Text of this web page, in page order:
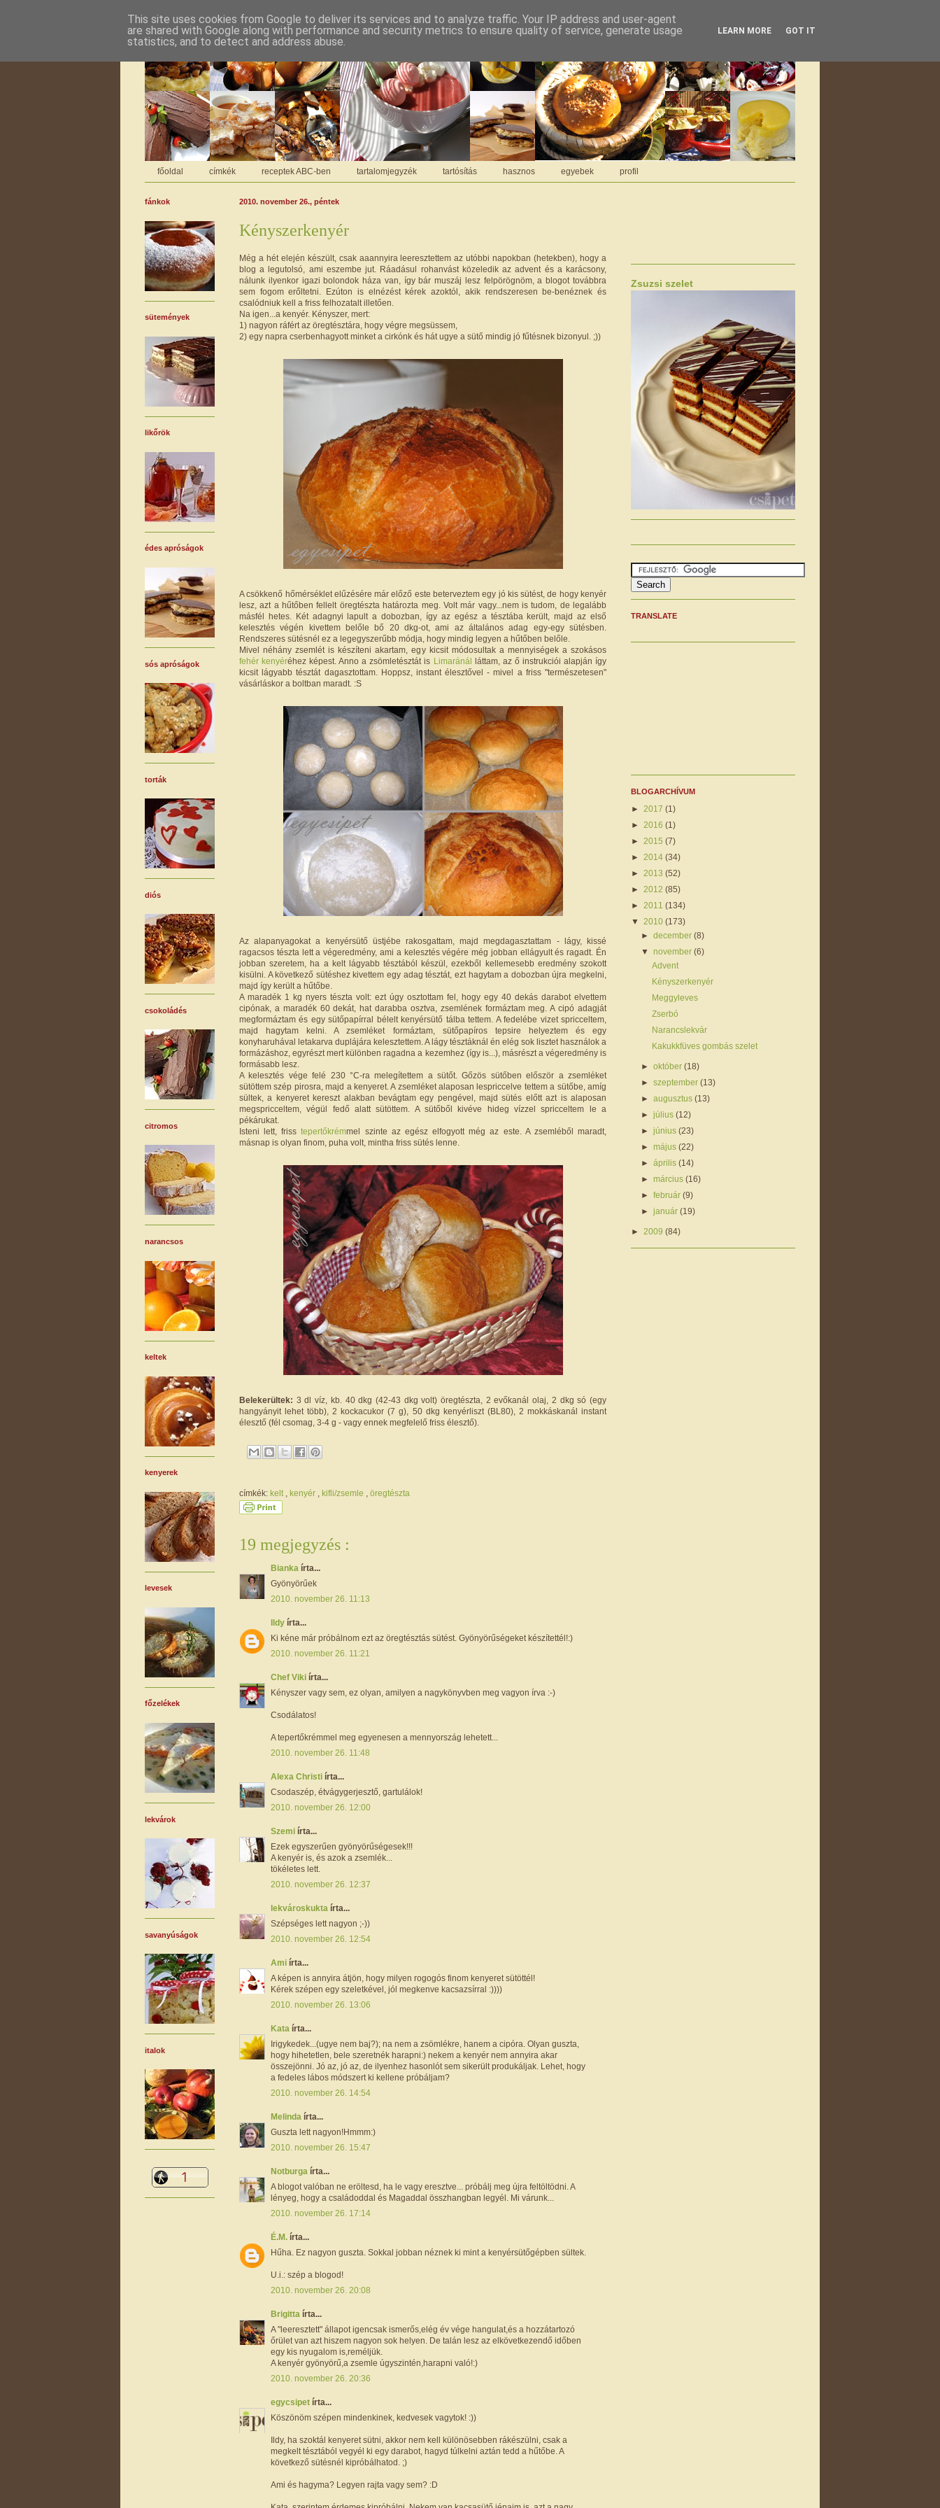
főoldal címkék receptek ABC-ben tartalomjegyzék tartósítás hasznos egyebek profil
2010. november 26., péntek
Kényszerkenyér
Még a hét elején készült, csak aaannyira leeresztettem az utóbbi napokban (hetekben), hogy a
blog a legutolsó, ami eszembe jut. Ráadásul rohanvást közeledik az advent és a karácsony,
nálunk ilyenkor igazi bolondok háza van, így bár muszáj lesz felpörögnöm, a blogot továbbra
sem fogom erőltetni. Ezúton is elnézést kérek azoktól, akik rendszeresen be-benéznek és
csalódniuk kell a friss felhozatalt illetően.
Na igen...a kenyér. Kényszer, mert:
1) nagyon ráfért az öregtésztára, hogy végre megsüssem,
2) egy napra cserbenhagyott minket a cirkónk és hát ugye a sütő mindig jó fűtésnek bizonyul. ;))
A csökkenő hőmérséklet elűzésére már előző este beterveztem egy jó kis sütést, de hogy kenyér
lesz, azt a hűtőben fellelt öregtészta határozta meg. Volt már vagy...nem is tudom, de legalább
másfél hetes. Két adagnyi lapult a dobozban, így az egész a tésztába került, majd az első
kelesztés végén kivettem belőle bő 20 dkg-ot, ami az általános adag egy-egy sütésben.
Rendszeres sütésnél ez a legegyszerűbb módja, hogy mindig legyen a hűtőben belőle.
Mivel néhány zsemlét is készíteni akartam, egy kicsit módosultak a mennyiségek a szokásos
fehér kenyéréhez képest. Anno a zsömletésztát is Limaránál láttam, az ő instrukciói alapján így
kicsit lágyabb tésztát dagasztottam. Hoppsz, instant élesztővel - mivel a friss "természetesen"
vásárláskor a boltban maradt. :S
Az alapanyagokat a kenyérsütő üstjébe rakosgattam, majd megdagasztattam - lágy, kissé
ragacsos tészta lett a végeredmény, ami a kelesztés végére még jobban ellágyult és ragadt. Én
jobban szeretem, ha a kelt lágyabb tésztából készül, ezekből kellemesebb eredmény szokott
kisülni. A következő sütéshez kivettem egy adag tésztát, ezt hagytam a dobozban újra megkelni,
majd így került a hűtőbe.
A maradék 1 kg nyers tészta volt: ezt úgy osztottam fel, hogy egy 40 dekás darabot elvettem
cipónak, a maradék 60 dekát, hat darabba osztva, zsemlének formáztam meg. A cipó adagját
megformáztam és egy sütőpapírral bélelt kenyérsütő tálba tettem. A fedelébe vizet spricceltem,
majd hagytam kelni. A zsemléket formáztam, sütőpapíros tepsire helyeztem és egy
konyharuhával letakarva duplájára kelesztettem. A lágy tésztáknál én elég sok lisztet használok a
formázáshoz, egyrészt mert különben ragadna a kezemhez (így is...), másrészt a végeredmény is
formásabb lesz.
A kelesztés vége felé 230 °C-ra melegítettem a sütőt. Gőzös sütőben először a zsemléket
sütöttem szép pirosra, majd a kenyeret. A zsemléket alaposan lespriccelve tettem a sütőbe, amíg
sültek, a kenyeret kereszt alakban bevágtam egy pengével, majd sütés előtt azt is alaposan
megspricceltem, végül fedő alatt sütöttem. A sütőből kivéve hideg vízzel spricceltem le a
pékárukat.
Isteni lett, frisstepertőkrémmel szinte az egész elfogyott még az este. A zsemléből maradt,
másnap is olyan finom, puha volt, mintha friss sütés lenne.
Belekerültek: 3 dl víz, kb. 40 dkg (42-43 dkg volt) öregtészta, 2 evőkanál olaj, 2 dkg só (egy
hangyányit lehet több), 2 kockacukor (7 g), 50 dkg kenyérliszt (BL80), 2 mokkáskanál instant
élesztő (fél csomag, 3-4 g - vagy ennek megfelelő friss élesztő).
címkék: kelt kenyér kifli/zsemle öregtészta
19 megjegyzés :
Bianka írta...
Gyönyörűek
2010. november 26. 11:13
Ildy írta...
Ki kéne már próbálnom ezt az öregtésztás sütést. Gyönyörűségeket készítettél!:)
2010. november 26. 11:21
Chef Viki írta...
Kényszer vagy sem, ez olyan, amilyen a nagykönyvben meg vagyon írva :-)
Csodálatos!
A tepertőkrémmel meg egyenesen a mennyország lehetett...
2010. november 26. 11:48
Alexa Christi írta...
Csodaszép, étvágygerjesztő, gartulálok!
2010. november 26. 12:00
Szemi írta...
Ezek egyszerűen gyönyörűségesek!!!
A kenyér is, és azok a zsemlék...
tökéletes lett.
2010. november 26. 12:37
lekvároskukta írta...
Szépséges lett nagyon ;-))
2010. november 26. 12:54
Ami írta...
A képen is annyira átjön, hogy milyen rogogós finom kenyeret sütöttél!
Kérek szépen egy szeletkével, jól megkenve kacsazsírral :))))
2010. november 26. 13:06
Kata írta...
Irigykedek...(ugye nem baj?); na nem a zsömlékre, hanem a cipóra. Olyan guszta,
hogy hihetetlen, bele szeretnék harapni:) nekem a kenyér nem annyira akar
összejönni. Jó az, jó az, de ilyenhez hasonlót sem sikerült produkáljak. Lehet, hogy
a fedeles lábos módszert ki kellene próbáljam?
2010. november 26. 14:54
Melinda írta...
Guszta lett nagyon!Hmmm:)
2010. november 26. 15:47
Notburga írta...
A blogot valóban ne eröltesd, ha le vagy eresztve... próbálj meg újra feltöltödni. A
lényeg, hogy a családoddal és Magaddal összhangban legyél. Mi várunk...
2010. november 26. 17:14
É.M. írta...
Hűha. Ez nagyon guszta. Sokkal jobban néznek ki mint a kenyérsütőgépben sültek.
U.i.: szép a blogod!
2010. november 26. 20:08
Brigitta írta...
A "leeresztett" állapot igencsak ismerős,elég év vége hangulat,és a hozzátartozó
őrület van azt hiszem nagyon sok helyen. De talán lesz az elkövetkezendő időben
egy kis nyugalom is,reméljük.
A kenyér gyönyörű,a zsemle úgyszintén,harapni való!:)
2010. november 26. 20:36
egycsipet írta...
Köszönöm szépen mindenkinek, kedvesek vagytok! :))
Ildy, ha szoktál kenyeret sütni, akkor nem kell különösebben rákészülni, csak a
megkelt tésztából vegyél ki egy darabot, hagyd túlkelni aztán tedd a hűtőbe. A
következő sütésnél kipróbálhatod. ;)
Ami és hagyma? Legyen rajta vagy sem? :D
fánkok
sütemények
likőrök
édes apróságok
sós apróságok
torták
diós
csokoládés
citromos
narancsos
keltek
kenyerek
levesek
főzelékek
lekvárok
savanyúságok
italok
Zsuzsi szelet
TRANSLATE
BLOGARCHÍVUM
► 2017 (1)
► 2016 (1)
► 2015 (7)
► 2014 (34)
► 2013 (52)
► 2012 (85)
► 2011 (134)
▼ 2010 (173)
►december(8)
▼november(6)
Advent
Kényszerkenyér
Meggyleves
Zserbó
Narancslekvár
Kakukkfüves gombás szelet
►október(18)
►szeptember(13)
►augusztus(13)
►július(12)
►június(23)
►május(22)
►április(14)
►március(16)
►február(9)
►január(19)
► 2009 (84)
This site uses cookies from Google to deliver its services and to analyze traffic. Your IP address and user-agent
are shared with Google along with performance and security metrics to ensure quality of service, generate usage
statistics, and to detect and address abuse.
LEARN MORE GOT IT